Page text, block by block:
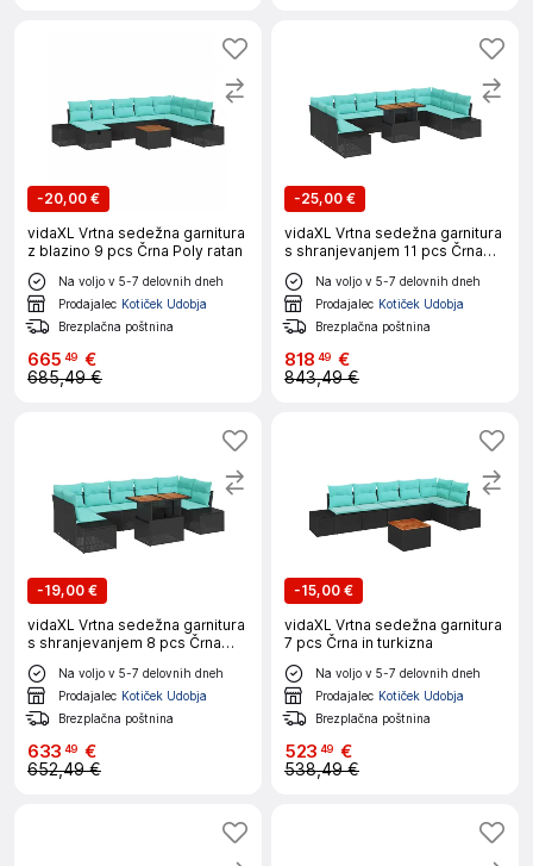
-20,00 €
vidaXL Vrtna sedežna garnitura
z blazino 9 pcs Črna Poly ratan
Na voljo v 5-7 delovnih dneh
Prodajalec Kotiček Udobja
Brezplačna poštnina
665 49 €
685,49 €
-25,00 €
vidaXL Vrtna sedežna garnitura
s shranjevanjem 11 pcs Črna
Poly ratan
Na voljo v 5-7 delovnih dneh
Prodajalec Kotiček Udobja
Brezplačna poštnina
818 49 €
843,49 €
-19,00 €
vidaXL Vrtna sedežna garnitura
s shranjevanjem 8 pcs Črna
Poly ratan
Na voljo v 5-7 delovnih dneh
Prodajalec Kotiček Udobja
Brezplačna poštnina
633 49 €
652,49 €
-15,00 €
vidaXL Vrtna sedežna garnitura
7 pcs Črna in turkizna
Na voljo v 5-7 delovnih dneh
Prodajalec Kotiček Udobja
Brezplačna poštnina
523 49 €
538,49 €